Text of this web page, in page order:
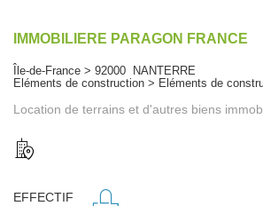
IMMOBILIERE PARAGON FRANCE
Île-de-France > 92000 NANTERRE
Eléments de construction > Eléments de
Location de terrains et d'autres biens
EFFECTIF